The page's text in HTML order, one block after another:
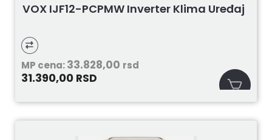
VOX IJF12-PCPMW Inverter Klima Uređaj
MP cena:33.828,00 rsd
31.390,00 RSD